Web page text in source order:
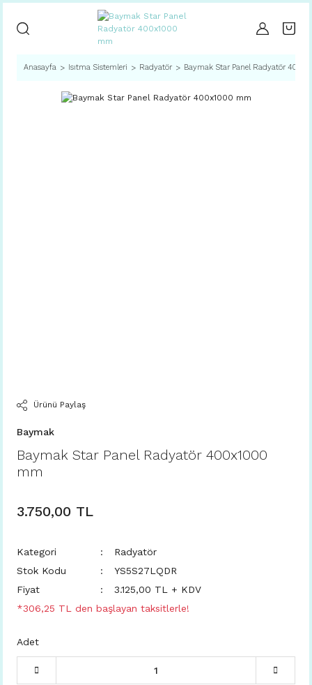
Anasayfa Isıtma Sistemleri Radyatör Baymak Star Panel Radyatör
Ürünü Paylaş
Baymak
Baymak Star Panel Radyatör 400x1000
mm
3.750,00 TL
Kategori
Radyatör
Stok Kodu
YS5S27LQDR
Fiyat
3.125,00 TL + KDV
*306,25 TL den başlayan taksitlerle!
Adet